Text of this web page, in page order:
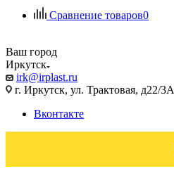
Сравнение товаров0
Ваш город
Иркутск
irk@irplast.ru
г. Иркутск, ул. Трактовая, д22/3А
Вконтакте